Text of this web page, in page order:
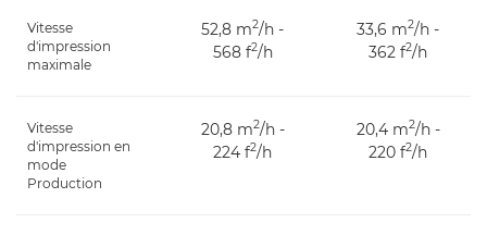
Vitesse
d'impression
maximale
52,8 m2/h -
568 f2/h
33,6 m2/h -
362 f2/h
Vitesse
d'impression en
mode
Production
20,8 m2/h -
224 f2/h
20,4 m2/h -
220 f2/h